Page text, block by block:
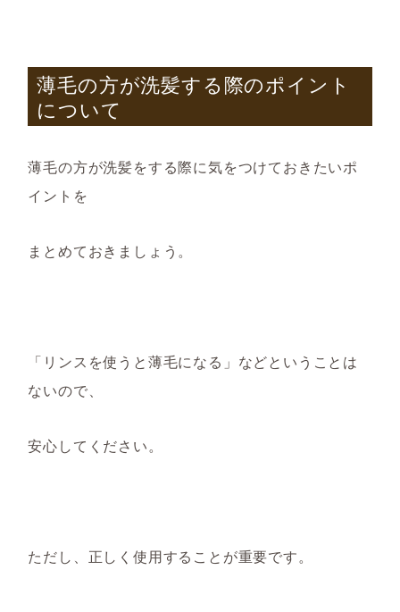
薄毛の方が洗髪する際のポイント
について
薄毛の方が洗髪をする際に気をつけておきたいポ
イント を
まとめておきましょう。
「リンスを使うと薄毛になる」などということは
ないので、
安心してください。
ただし、正しく使用することが重要です。